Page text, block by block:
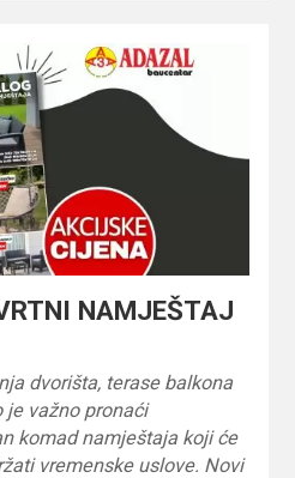
NAMJEŠTAJ
dvorišta, terase balkona
je važno pronaći
komad namještaja koji će
vremenske uslove. Novi